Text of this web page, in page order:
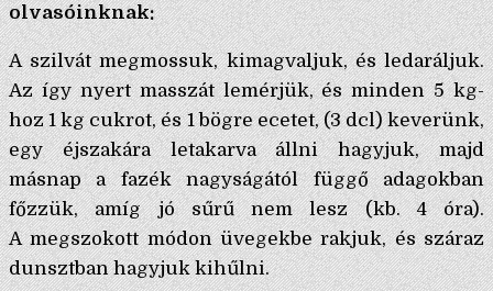
olvasóinknak:
A szilvát megmossuk, kimagvaljuk, és ledaráljuk.
Az így nyert masszát lemérjük, és minden 5 kg-
hoz 1 kg cukrot, és 1 bögre ecetet, (3 dcl) keverünk,
egy éjszakára letakarva állni hagyjuk, majd
másnap a fazék nagyságától függő adagokban
főzzük, amíg jó sűrű nem lesz (kb. 4 óra).
A megszokott módon üvegekbe rakjuk, és száraz
dunsztban hagyjuk kihűlni.